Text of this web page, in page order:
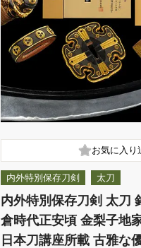
内外特別保存刀剣 太刀
内外特別保存刀剣 太刀
倉時代正安頃 金梨子地
日本刀講座所載 古雅な